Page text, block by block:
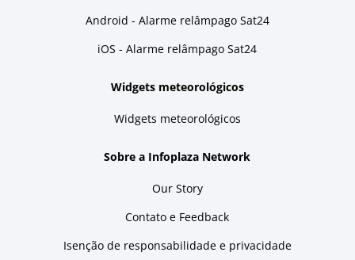
Android - Alarme relâmpago Sat24
iOS - Alarme relâmpago Sat24
Widgets meteorológicos
Widgets meteorológicos
Sobre a Infoplaza Network
Our Story
Contato e Feedback
Isenção de responsabilidade e privacidade